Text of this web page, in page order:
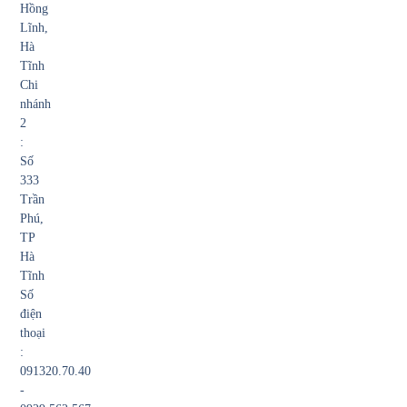
Hồng
Lĩnh,
Hà
Tĩnh
Chi
nhánh
2
:
Số
333
Trần
Phú,
TP
Hà
Tĩnh
Số
điện
thoại
:
091320.70.40
-